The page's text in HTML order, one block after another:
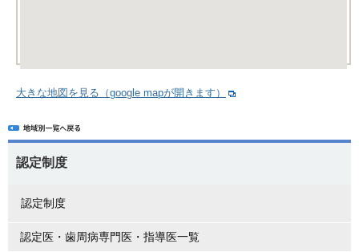
大きな地図を見る（google mapが開きます）
認定制度
認定制度
認定医・歯周病専門医・指導医一覧